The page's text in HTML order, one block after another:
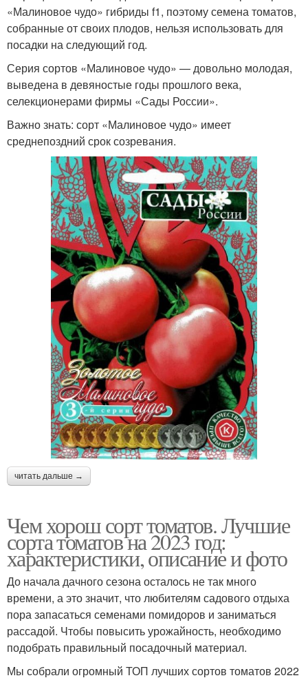
«Малиновое чудо» гибриды f1, поэтому семена томатов,
собранные от своих плодов, нельзя использовать для
посадки на следующий год.
Серия сортов «Малиновое чудо» — довольно молодая,
выведена в девяностые годы прошлого века,
селекционерами фирмы «Сады России».
Важно знать: сорт «Малиновое чудо» имеет
среднепоздний срок созревания.
читать дальше →
Чем хорош сорт томатов. Лучшие
сорта томатов на 2023 год:
характеристики, описание и фото
До начала дачного сезона осталось не так много
времени, а это значит, что любителям садового отдыха
пора запасаться семенами помидоров и заниматься
рассадой. Чтобы повысить урожайность, необходимо
подобрать правильный посадочный материал.
Мы собрали огромный ТОП лучших сортов томатов 2022